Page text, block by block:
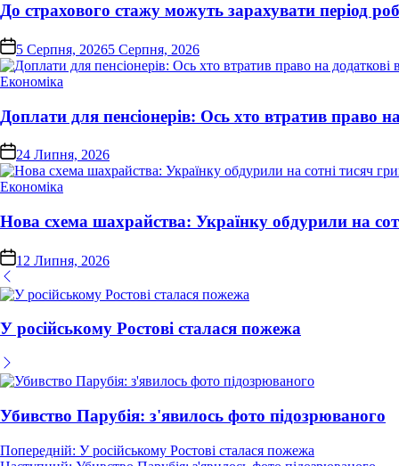
До страхового стажу можуть зарахувати період
on 5 Серпня, 20265 Серпня, 2026
Опублікувати
Економіка
Доплати для пенсіонерів: Ось хто втратив право
on 24 Липня, 2026
Опублікувати
Економіка
Нова схема шахрайства: Українку обдурили на
on 12 Липня, 2026
У російському Ростові сталася пожежа
Убивство Парубія: з'явилось фото підозрюваного
Навігація
Попередній: У російському Ростові сталася пожежа